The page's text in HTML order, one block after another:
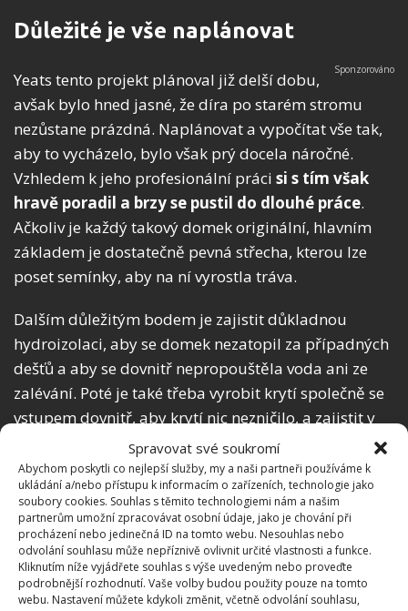
Spravovat své soukromí
Abychom poskytli co nejlepší služby, my a naši partneři používáme k
ukládání a/nebo přístupu k informacím o zařízeních, technologie jako
soubory cookies. Souhlas s těmito technologiemi nám a našim
partnerům umožní zpracovávat osobní údaje, jako je chování při
procházení nebo jedinečná ID na tomto webu. Nesouhlas nebo
odvolání souhlasu může nepříznivě ovlivnit určité vlastnosti a funkce.
Kliknutím níže vyjádřete souhlas s výše uvedeným nebo proveďte
podrobnější rozhodnutí. Vaše volby budou použity pouze na tomto
webu. Nastavení můžete kdykoli změnit, včetně odvolání souhlasu,
Důležité je vše naplánovat
Yeats tento projekt plánoval již delší dobu,
avšak bylo hned jasné, že díra po starém stromu
nezůstane prázdná. Naplánovat a vypočítat vše tak,
aby to vycházelo, bylo však prý docela náročné.
Vzhledem k jeho profesionální práci si s tím však
hravě poradil a brzy se pustil do dlouhé práce.
Ačkoliv je každý takový domek originální, hlavním
základem je dostatečně pevná střecha, kterou lze
poset semínky, aby na ní vyrostla tráva.
Dalším důležitým bodem je zajistit důkladnou
hydroizolaci, aby se domek nezatopil za případných
dešťů a aby se dovnitř nepropouštěla voda ani ze
zalévání. Poté je také třeba vyrobit krytí společně se
vstupem dovnitř, aby krytí nic nezničilo, a zajistit v
podzemí větrání.Pak už záleží na představivosti
každého, jak si dotvoří interiér. Yeates například
přidal knihovnu, ve které si vystavil knihy od autora
Hobitaa Pána prstenů,J. R. R. Tolkiena. Projekt je
fantastický a spousta spisovatelových fanoušků jeho
dílo obdivuje.